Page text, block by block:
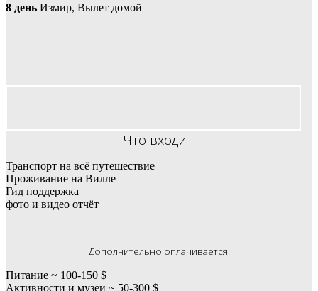
8 день Измир, Вылет домой
Что входит:
Транспорт на всё путешествие
Проживание на Вилле
Гид поддержка
фото и видео отчёт
Дополнительно оплачивается:
Питание ~ 100-150 $
Активности и музеи ~ 50-300 $